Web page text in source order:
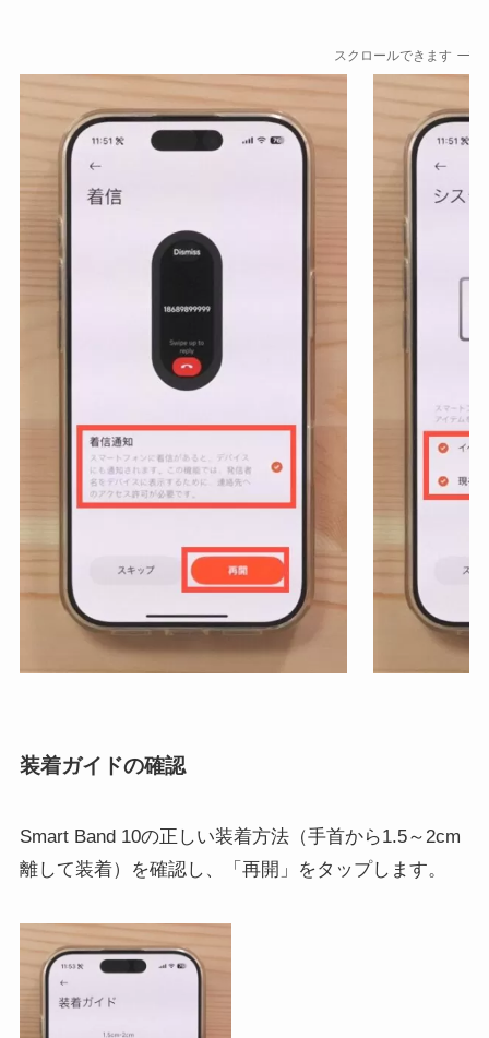
スクロールできます
装着ガイドの確認
Smart Band 10の正しい装着方法（手首から1.5～2cm
離して装着）を確認し、「再開」をタップします。